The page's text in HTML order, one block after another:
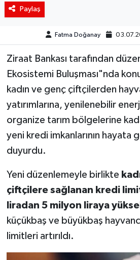
Paylaş
Fatma Doğanay
Ziraat Bankası tarafından
Ekosistemi Buluşması"nda
kadın ve genç çiftçilerden
yatırımlarına, yenilenebilir
organize tarım bölgelerine
yeni kredi imkanlarının hayata
duyurdu.
Yeni düzenlemeyle birlikte
çiftçilere sağlanan kredi
liradan 5 milyon liraya
küçükbaş ve büyükbaş
limitleri artırıldı.